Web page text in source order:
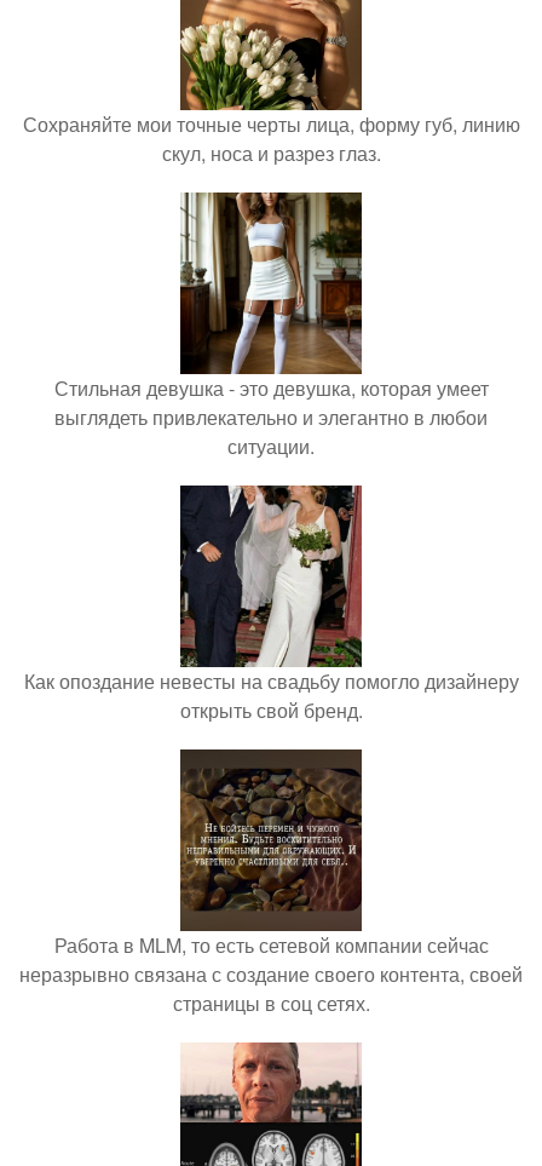
Сохраняйте мои точные черты лица, форму губ, линию
скул, носа и разрез глаз.
Стильная девушка - это девушка, которая умеет
выглядеть привлекательно и элегантно в любои
ситуации.
Как опоздание невесты на свадьбу помогло дизайнеру
открыть свой бренд.
Работа в MLM, то есть сетевой компании сейчас
неразрывно связана с создание своего контента, своей
страницы в соц сетях.